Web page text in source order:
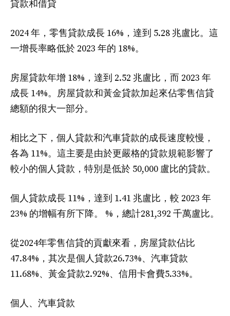
貸款和借貸
2024 年，零售貸款成長 16%，達到 5.28 兆盧比。這
一增長率略低於 2023 年的 18%。
房屋貸款年增 18%，達到 2.52 兆盧比，而 2023 年
成長 14%。房屋貸款和黃金貸款加起來佔零售信貸
總額的很大一部分。
相比之下，個人貸款和汽車貸款的成長速度較慢，
各為 11%。這主要是由於更嚴格的貸款規範影響了
較小的個人貸款，特別是低於 50,000 盧比的貸款。
個人貸款成長 11%，達到 1.41 兆盧比，較 2023 年
23% 的增幅有所下降。 %，總計281,392 千萬盧比。
從2024年零售信貸的貢獻來看，房屋貸款佔比
47.84%，其次是個人貸款26.73%、汽車貸款
11.68%、黃金貸款2.92%、信用卡會費5.33%。
個人、汽車貸款